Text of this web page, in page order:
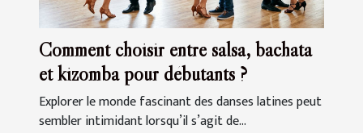
Comment choisir entre salsa, bachata
et kizomba pour débutants ?
Explorer le monde fascinant des danses latines peut
sembler intimidant lorsqu’il s’agit de...